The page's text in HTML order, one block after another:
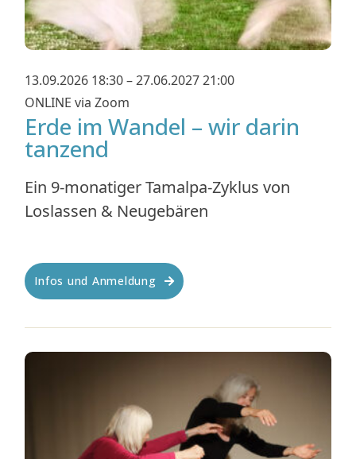
13.09.2026 18:30 – 27.06.2027 21:00
ONLINE via Zoom
Erde im Wandel – wir darin
tanzend
Ein 9-monatiger Tamalpa-Zyklus von
Loslassen & Neugebären
Infos und Anmeldung